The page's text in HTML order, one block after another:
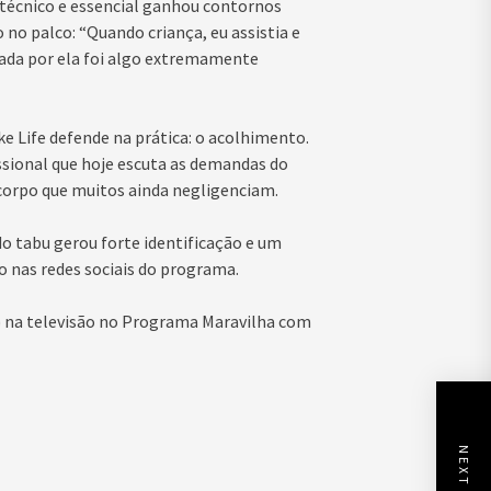
e essencial ganhou contornos
palco: “Quando criança, eu assistia e
por ela foi algo extremamente
Life defende na prática: o acolhimento.
que hoje escuta as demandas do
que muitos ainda negligenciam.
tabu gerou forte identificação e um
redes sociais do programa.
na televisão no Programa Maravilha com